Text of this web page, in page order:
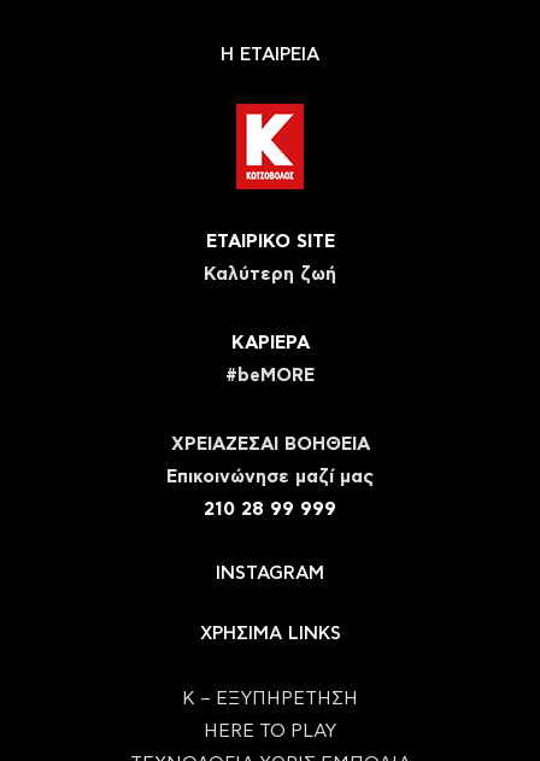
Η ΕΤΑΙΡΕΙΑ
ΕΤΑΙΡΙΚΟ SITE
Καλύτερη ζωή
ΚΑΡΙΕΡΑ
#beMORE
ΧΡΕΙΑΖΕΣΑΙ ΒΟΗΘΕΙΑ
Eπικοινώνησε μαζί μας
210 28 99 999
INSTAGRAM
ΧΡΗΣΙΜΑ LINKS
Κ – ΕΞΥΠΗΡΕΤΗΣΗ
HERE TO PLAY